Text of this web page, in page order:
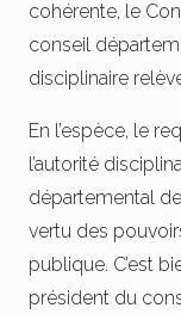
cohérente, le
conseil
disciplinaire
En l’espèce, le
l’autorité
départemental
vertu des
publique. C’est
président du